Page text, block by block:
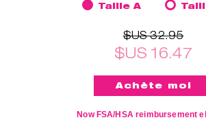
Taille A
$US 32.95
$US 16.47
Now FSA/HSA reimbursement